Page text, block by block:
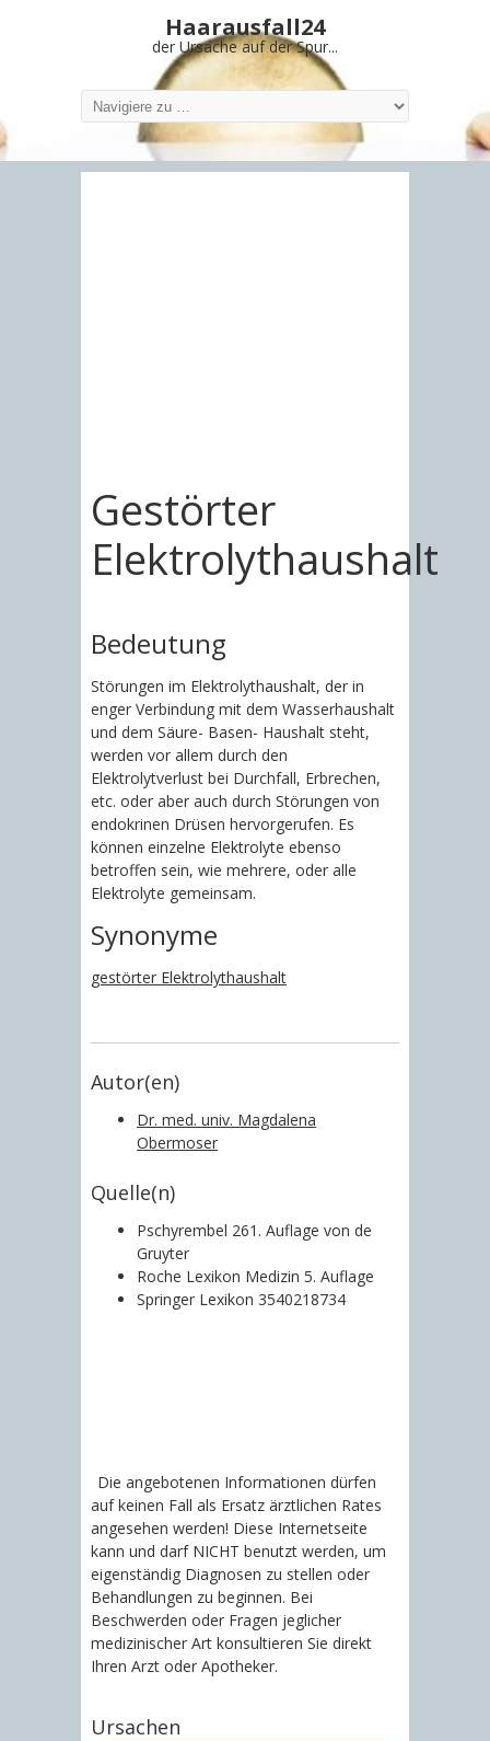
Haarausfall24
der Ursache auf der Spur...
Gestörter
Elektrolythaushalt
Bedeutung
Störungen im Elektrolythaushalt, der in
enger Verbindung mit dem Wasserhaushalt
und dem Säure- Basen- Haushalt steht,
werden vor allem durch den
Elektrolytverlust bei Durchfall, Erbrechen,
etc. oder aber auch durch Störungen von
endokrinen Drüsen hervorgerufen. Es
können einzelne Elektrolyte ebenso
betroffen sein, wie mehrere, oder alle
Elektrolyte gemeinsam.
Synonyme
gestörter Elektrolythaushalt
Autor(en)
Dr. med. univ. Magdalena
Obermoser
Quelle(n)
Pschyrembel 261. Auflage von de
Gruyter
Roche Lexikon Medizin 5. Auflage
Springer Lexikon 3540218734
Die angebotenen Informationen dürfen
auf keinen Fall als Ersatz ärztlichen Rates
angesehen werden! Diese Internetseite
kann und darf NICHT benutzt werden, um
eigenständig Diagnosen zu stellen oder
Behandlungen zu beginnen. Bei
Beschwerden oder Fragen jeglicher
medizinischer Art konsultieren Sie direkt
Ihren Arzt oder Apotheker.
Ursachen